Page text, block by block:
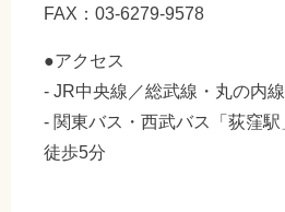
FAX：03-6279-9578
●アクセス
- JR中央線／総武線・丸の内
- 関東バス・西武バス「荻窪駅
徒歩5分